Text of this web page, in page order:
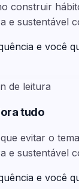
construir
e sustentável
e você
de leitura
tudo
evitar o
e sustentável
e você